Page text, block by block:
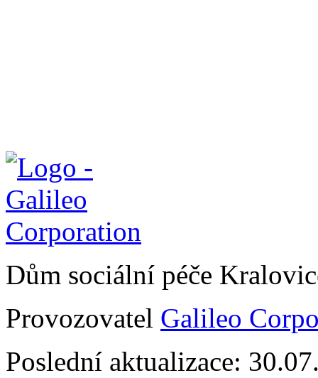
Dům sociální péče
Provozovatel Galileo
Poslední aktualizace: